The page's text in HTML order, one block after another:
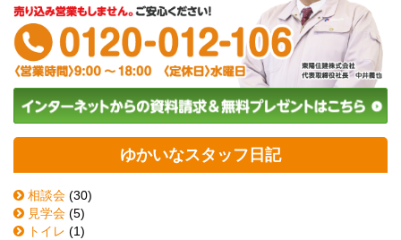
ゆかいなスタッフ日記
相談会 (30)
見学会 (5)
トイレ (1)